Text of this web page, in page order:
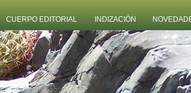
CUERPO EDITORIAL INDIZACIÓN